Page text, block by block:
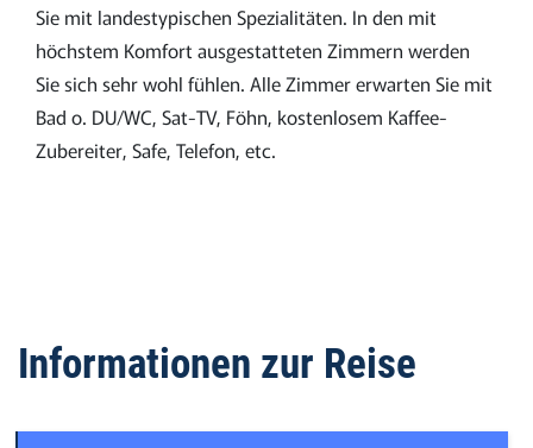
Sie mit landestypischen Spezialitäten. In den mit
höchstem Komfort ausgestatteten Zimmern werden
Sie sich sehr wohl fühlen. Alle Zimmer erwarten Sie mit
Bad o. DU/WC, Sat-TV, Föhn, kostenlosem Kaffee-
Zubereiter, Safe, Telefon, etc.
Informationen zur Reise